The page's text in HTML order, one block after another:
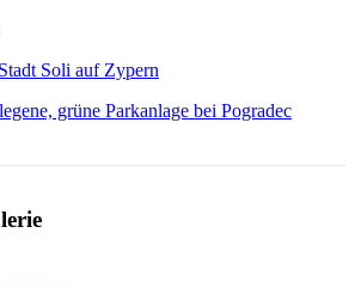
Soli auf Zypern
grüne Parkanlage bei Pogradec